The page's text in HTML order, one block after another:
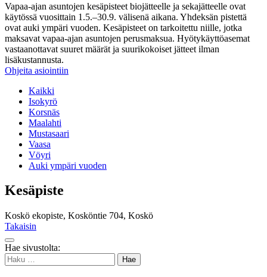
Vapaa-ajan asuntojen kesäpisteet biojätteelle ja sekajätteelle ovat
käytössä vuosittain 1.5.–30.9. välisenä aikana. Yhdeksän pistettä
ovat auki ympäri vuoden. Kesäpisteet on tarkoitettu niille, jotka
maksavat vapaa-ajan asuntojen perusmaksua. Hyötykäyttöasemat
vastaanottavat suuret määrät ja suurikokoiset jätteet ilman
lisäkustannusta.
Ohjeita asiointiin
Kaikki
Isokyrö
Korsnäs
Maalahti
Mustasaari
Vaasa
Vöyri
Auki ympäri vuoden
Kesäpiste
Koskö ekopiste, Kosköntie 704, Koskö
Takaisin
Takaisin
ylös
Hae sivustolta:
Haku: